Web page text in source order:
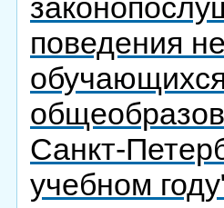
поведения
Санкт-
учебном